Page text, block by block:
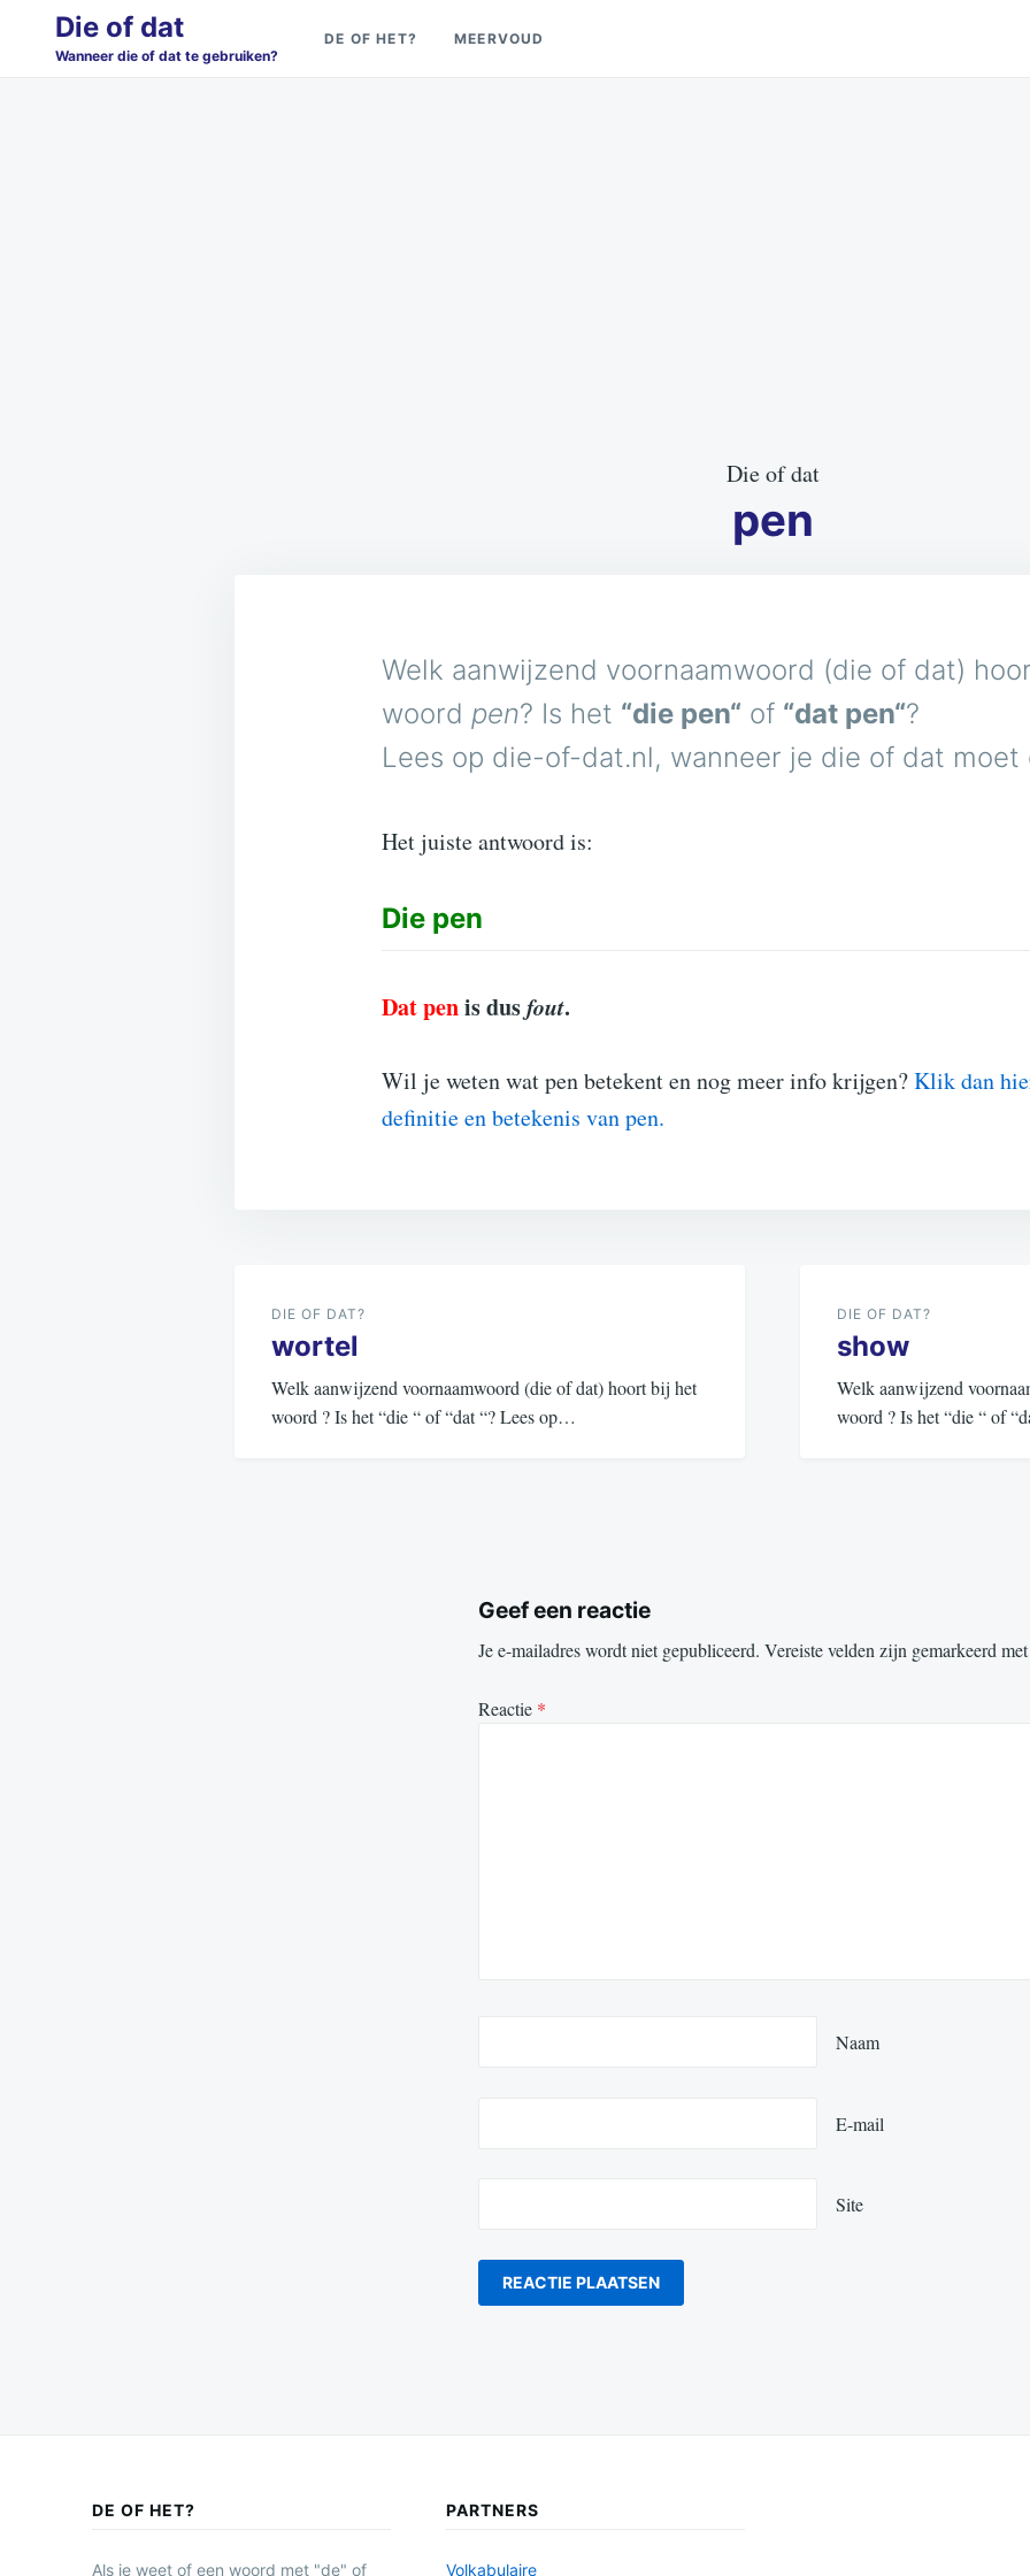
Search
for:
Die of dat
Wanneer die of dat te gebruiken?
DE OF HET? MEERVOUD
Die of dat
pen
Welk aanwijzend voornaamwoord (die of dat)
woord pen? Is het “die pen“ of “dat pen“?
Lees op die-of-dat.nl, wanneer je die of dat moet
Het juiste antwoord is:
Die pen
Dat penis dusfout.
Wil je weten wat pen betekent en nog meer info krijgen?Klik dan
definitie en betekenis van pen.
navigatie
DIE OF DAT?
wortel
Welk aanwijzend voornaamwoord (die of dat) hoort bij het
woord ? Is het “die “ of “dat “? Lees op…
DIE OF DAT?
show
Welk aanwijzend
woord ? Is het “die “ of
Geef een reactie
Je e-mailadres wordt niet gepubliceerd. Vereiste velden zijn gemarkeerd
Reactie *
Naam
E-mail
Site
DE OF HET?
Als je weet of een woord met "de" of
PARTNERS
Volkabulaire